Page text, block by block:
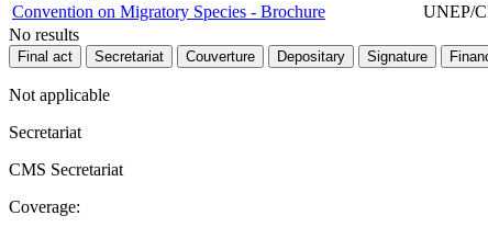
Convention on Migratory Species - Brochure
UNEP/
No results
Final act Secretariat Couverture Depositary Signature
Not applicable
Secretariat
CMS Secretariat
Coverage: